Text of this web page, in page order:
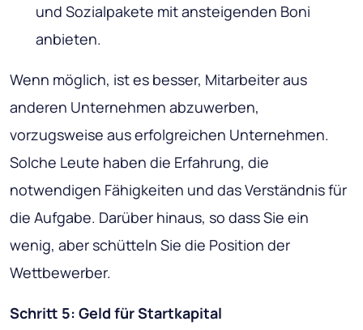
und Sozialpakete mit ansteigenden Boni
anbieten.
Wenn möglich, ist es besser, Mitarbeiter aus
anderen Unternehmen abzuwerben,
vorzugsweise aus erfolgreichen Unternehmen.
Solche Leute haben die Erfahrung, die
notwendigen Fähigkeiten und das Verständnis für
die Aufgabe. Darüber hinaus, so dass Sie ein
wenig, aber schütteln Sie die Position der
Wettbewerber.
Schritt 5: Geld für Startkapital